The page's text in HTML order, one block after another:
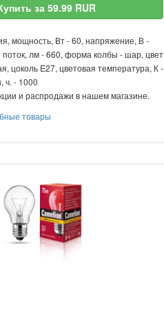
за 59.99 RUR
мощность, Вт - 60, напряжение, В -
поток, лм - 660, форма колбы - шар, цвет
цоколь E27, цветовая температура, К -
ч. - 1000
и распродажи в нашем магазине.
товары